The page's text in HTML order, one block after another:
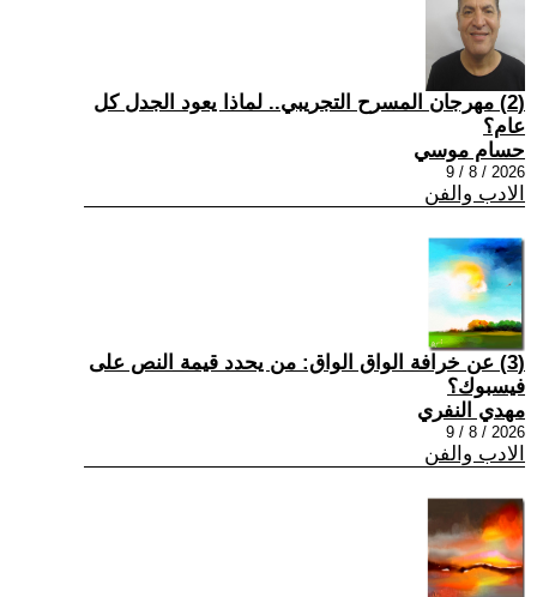
(2) مهرجان المسرح التجريبي.. لماذا يعود الجدل كل
عام؟
حسام موسي
2026 / 8 / 9
الادب والفن
(3) عن خرافة الواق الواق: من يحدد قيمة النص على
فيسبوك؟
مهدي النفري
2026 / 8 / 9
الادب والفن